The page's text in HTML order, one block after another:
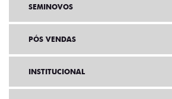
SEMINOVOS
PÓS VENDAS
INSTITUCIONAL